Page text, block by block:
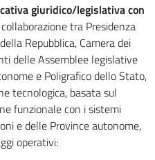
giuridico/legislativa con
tra Presidenza
Repubblica, Camera dei
delle Assemblee legislative
e Poligrafico dello Stato,
tecnologica, basata sul
funzionale con i sistemi
e delle Province autonome,
operativi: